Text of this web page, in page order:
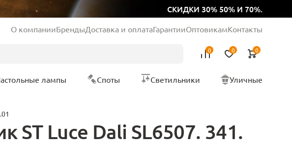
СКИДКИ 30% 50% И 70%.
О компанииБрендыДоставка и оплатаГарантииОптовикамКонтакты
0 0 0
лампы Споты Светильники Уличные
ST Luce Dali SL6507. 341.